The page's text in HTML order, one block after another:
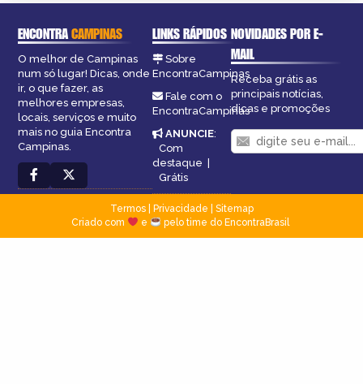
ENCONTRACAMPINAS
O melhor de Campinas
num só lugar! Dicas, onde
ir, o que fazer, as
melhores empresas,
locais, serviços e muito
mais no guia Encontra
Campinas.
LINKS RÁPIDOS
Sobre
EncontraCampinas
Fale com o
EncontraCampinas
ANUNCIE:
Com
destaque |
Grátis
NOVIDADES POR E-
MAIL
Receba grátis as
principais notícias,
dicas e promoções
Termos| Privacidade
Sitemap
Criado com
e pelo time do EncontraBrasil